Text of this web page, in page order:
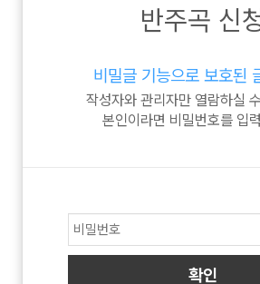
반주곡 신
비밀글 기능으로 보호된
작성자와 관리자만 열람하실
본인이라면 비밀번호를 입